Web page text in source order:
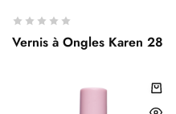
Vernis à Ongles Karen 28